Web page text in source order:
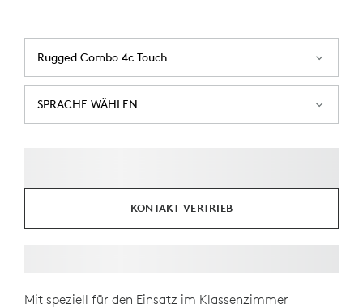
Rugged Combo 4c Touch
SPRACHE WÄHLEN
KONTAKT VERTRIEB
Mit speziell für den Einsatz im Klassenzimmer